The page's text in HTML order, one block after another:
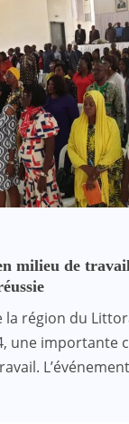
milieu de
la région du
une importante